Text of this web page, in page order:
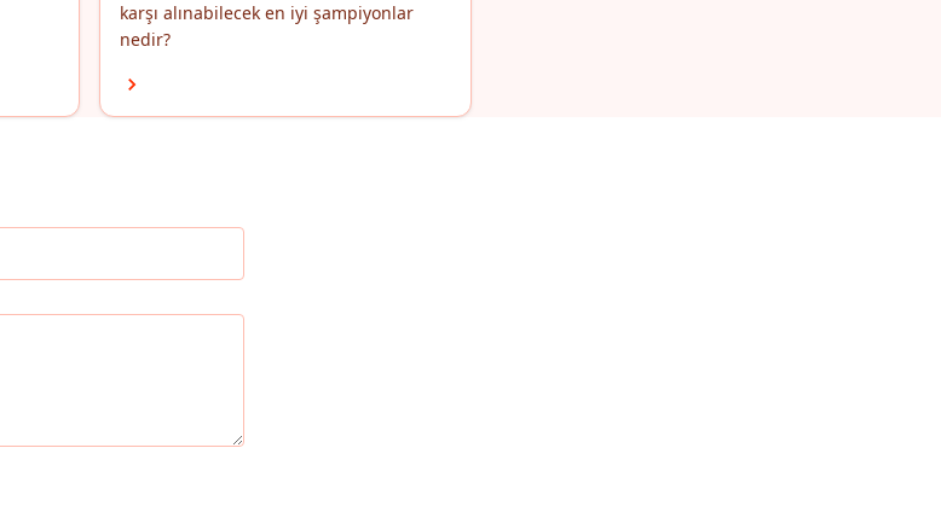
karşı alınabilecek en iyi şampiyonlar
nedir?